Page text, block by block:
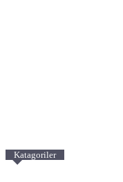
Katagoriler